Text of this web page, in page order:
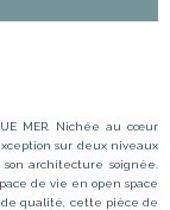
VUE MER. Nichée au cœur
sur deux niveaux
architecture soignée.
de vie en open space
qualité, cette pièce de